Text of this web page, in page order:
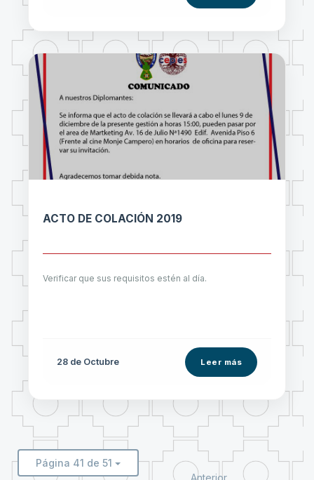
ACTO DE COLACIÓN 2019
Verificar que sus requisitos estén al día.
28 de Octubre Leer más
Página 41 de 51